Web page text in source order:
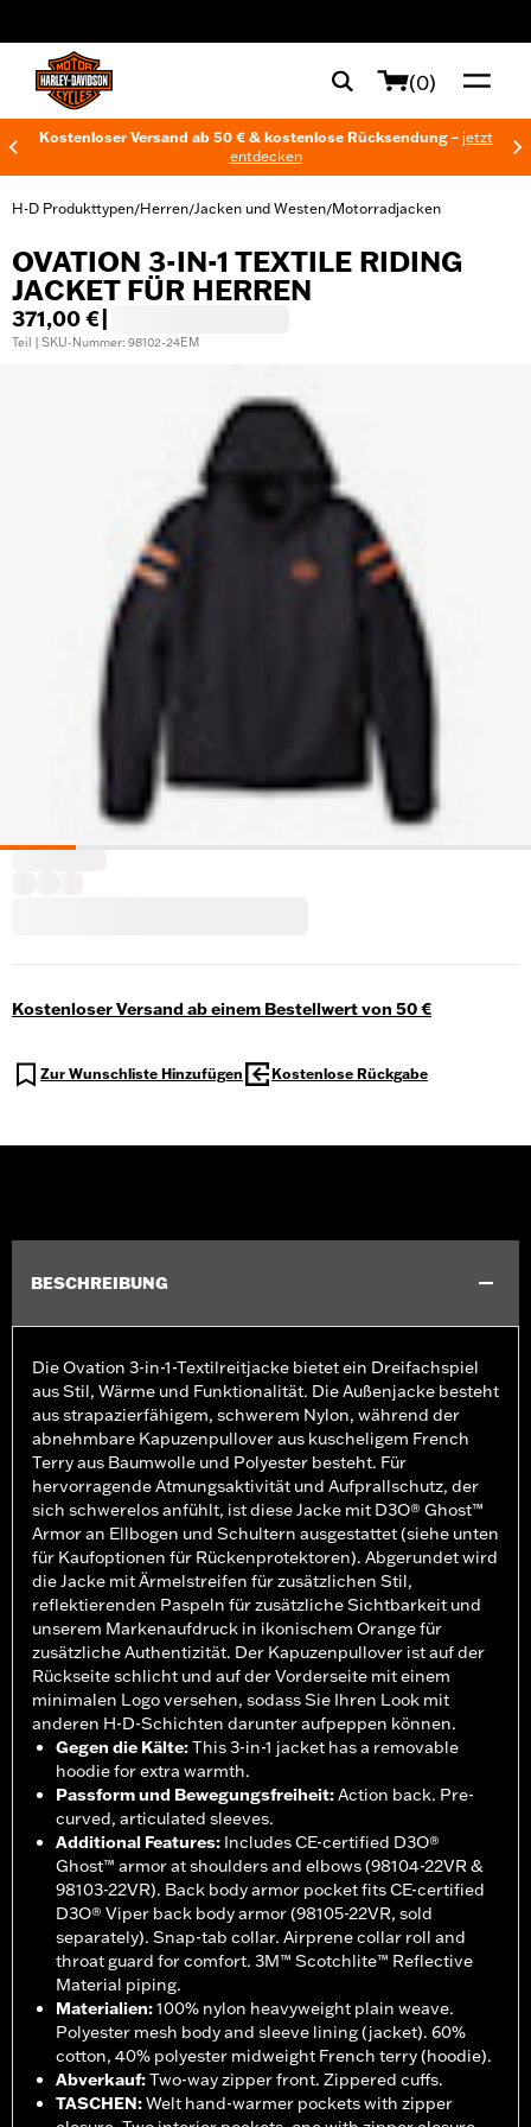
(0)
Kostenloser Versand ab 50 € & kostenlose Rücksendung – jetzt
entdecken
H-D Produkttypen/Herren/Jacken und Westen/Motorradjacken
OVATION 3-IN-1 TEXTILE RIDING
JACKET FÜR HERREN
371,00 €
Teil | SKU-Nummer: 98102-24EM
Kostenloser Versand ab einem Bestellwert von 50 €
Zur Wunschliste Hinzufügen Kostenlose Rückgabe
BESCHREIBUNG
Die Ovation 3-in-1-Textilreitjacke bietet ein Dreifachspiel
aus Stil, Wärme und Funktionalität. Die Außenjacke besteht
aus strapazierfähigem, schwerem Nylon, während der
abnehmbare Kapuzenpullover aus kuscheligem French
Terry aus Baumwolle und Polyester besteht. Für
hervorragende Atmungsaktivität und Aufprallschutz, der
sich schwerelos anfühlt, ist diese Jacke mit D3O® Ghost™
Armor an Ellbogen und Schultern ausgestattet (siehe unten
für Kaufoptionen für Rückenprotektoren). Abgerundet wird
die Jacke mit Ärmelstreifen für zusätzlichen Stil,
reflektierenden Paspeln für zusätzliche Sichtbarkeit und
unserem Markenaufdruck in ikonischem Orange für
zusätzliche Authentizität. Der Kapuzenpullover ist auf der
Rückseite schlicht und auf der Vorderseite mit einem
minimalen Logo versehen, sodass Sie Ihren Look mit
anderen H-D-Schichten darunter aufpeppen können.
Gegen die Kälte:This 3-in-1 jacket has a removable
hoodie for extra warmth.
Passform und Bewegungsfreiheit:Action back. Pre-
curved, articulated sleeves.
Additional Features: Includes CE-certified D3O®
Ghost™ armor at shoulders and elbows (98104-22VR &
98103-22VR). Back body armor pocket fits CE-certified
D3O® Viper back body armor (98105-22VR, sold
separately). Snap-tab collar. Airprene collar roll and
throat guard for comfort. 3M™ Scotchlite™ Reflective
Material piping.
Materialien:100% nylon heavyweight plain weave.
Polyester mesh body and sleeve lining (jacket). 60%
cotton, 40% polyester midweight French terry (hoodie).
Abverkauf:Two-way zipper front. Zippered cuffs.
TASCHEN:Welt hand-warmer pockets with zipper